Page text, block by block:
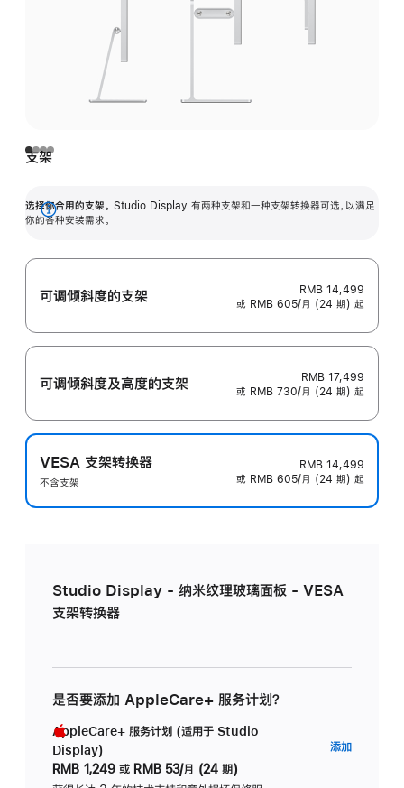
支架
选择你合用的支架。 Studio Display 有两种支架和一种支架转换器可选，以满足
你的各种安装需求。
展
可调倾斜度的支架
RMB 14,499
或 RMB 605/月 (24 期) 起
可调倾斜度及高‍度的支‍架
RMB 17,499
或 RMB 730/月 (24 期) 起
VESA 支架转换器
不含支架
RMB 14,499
或 RMB 605/月 (24 期) 起
Studio Display - 纳米纹理玻璃面板 - VESA
支架转换器
是否要添加 AppleCare+ 服务计划？
AppleCare+ 服务计划 (适用于 Studio
Display)
RMB 1,249 或 RMB 53/月 (24 期)
添加